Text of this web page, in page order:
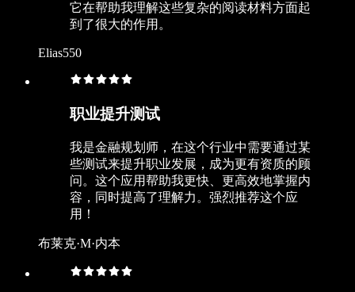
它在帮助我理解这些复杂的阅读材料方面起
到了很大的作用。
Elias550
职业提升测试
我是金融规划师，在这个行业中需要通过某
些测试来提升职业发展，成为更有资质的顾
问。这个应用帮助我更快、更高效地掌握内
容，同时提高了理解力。强烈推荐这个应
用！
布莱克·M·内本